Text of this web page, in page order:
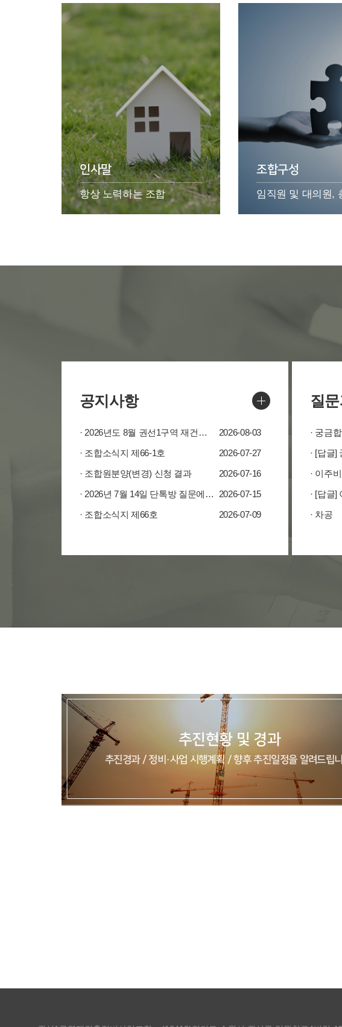
인사말
항상 노력하는 조합
조합구성
임직원 및 대의원,
공지사항
· 2026년도 8월 권선1구역 재건축사업 추진계획
2026-08-03
· 조합소식지 제66-1호
2026-07-27
· 조합원분양(변경) 신청 결과
2026-07-16
· 2026년 7월 14일 단톡방 질문에 대한 답변 공지
2026-07-15
· 조합소식지 제66호
2026-07-09
질
· 궁금
· [답글]
· 이주
· [답글]
· 차공
추진현황 및 경과
추진경과 / 정비·사업 시행계획 / 향후 추진일정을 알려드립